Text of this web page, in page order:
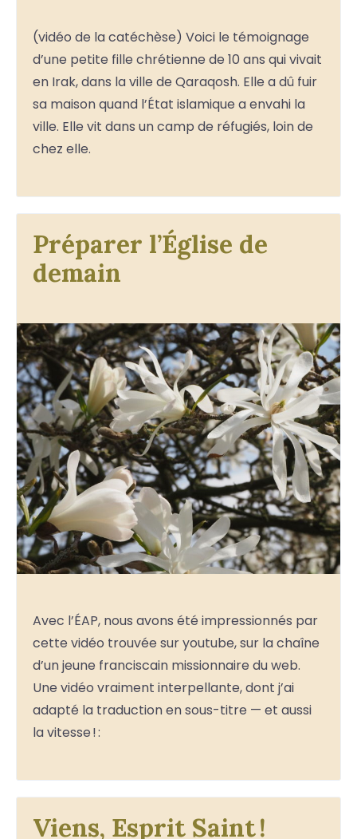
(vidéo de la catéchèse) Voici le témoignage
d’une petite fille chrétienne de 10 ans qui vivait
en Irak, dans la ville de Qaraqosh. Elle a dû fuir
sa maison quand l’État islamique a envahi la
ville. Elle vit dans un camp de réfugiés, loin de
chez elle.
Préparer l’Église de
demain
Avec l’ÉAP, nous avons été impressionnés par
cette vidéo trouvée sur youtube, sur la chaîne
d’un jeune franciscain missionnaire du web.
Une vidéo vraiment interpellante, dont j’ai
adapté la traduction en sous-titre — et aussi
la vitesse ! :
Viens, Esprit Saint !